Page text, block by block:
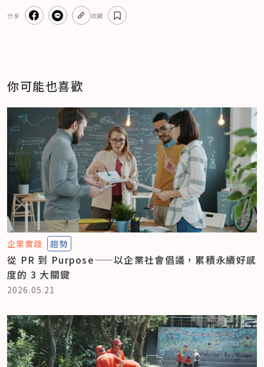
分享 收藏
你可能也喜歡
企業實踐 趨勢
從 PR 到 Purpose——以企業社會倡議，累積永續好感
度的 3 大關鍵
2026.05.21